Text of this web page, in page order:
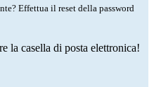
Effettua il reset della password
la casella di posta elettronica!